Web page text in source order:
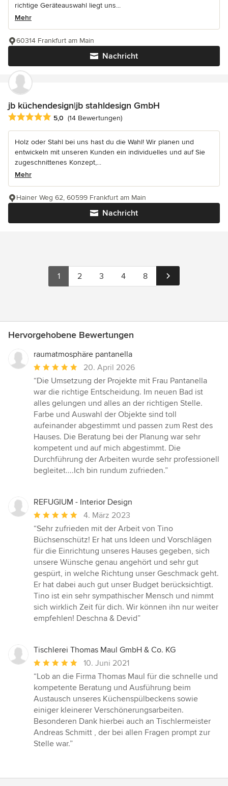
richtige Geräteauswahl liegt uns...
Mehr
Nachricht
60314 Frankfurt am Main
jb küchendesign|jb stahldesign GmbH
Durchschnittliche Bewertung: 5 von 5 Sternen
5,0 (14 Bewertungen)
Holz oder Stahl bei uns hast du die Wahl! Wir planen und
entwickeln mit unseren Kunden ein individuelles und auf Sie
zugeschnittenes Konzept,...
Mehr
Nachricht
Hainer Weg 62, 60599 Frankfurt am Main
1 2 3 4 8
Hervorgehobene Bewertungen
raumatmosphäre pantanella
Durchschnittliche
Bewertung:
5
von
5
Sternen
20. April 2026
“Die Umsetzung der Projekte mit Frau Pantanella
war die richtige Entscheidung. Im neuen Bad ist
alles gelungen und alles an der richtigen Stelle.
Farbe und Auswahl der Objekte sind toll
aufeinander abgestimmt und passen zum Rest des
Hauses. Die Beratung bei der Planung war sehr
kompetent und auf mich abgestimmt. Die
Durchführung der Arbeiten wurde sehr professionell
begleitet....Ich bin rundum zufrieden.”
REFUGIUM - Interior Design
Durchschnittliche
Bewertung:
5
von
5
Sternen
4. März 2023
“Sehr zufrieden mit der Arbeit von Tino
Büchsenschütz! Er hat uns Ideen und Vorschlägen
für die Einrichtung unseres Hauses gegeben, sich
unsere Wünsche genau angehört und sehr gut
gespürt, in welche Richtung unser Geschmack geht.
Er hat dabei auch gut unser Budget berücksichtigt.
Tino ist ein sehr sympathischer Mensch und nimmt
sich wirklich Zeit für dich. Wir können ihn nur weiter
empfehlen! Deschna & Devid”
Tischlerei Thomas Maul GmbH & Co. KG
Durchschnittliche
Bewertung:
5
von
5
Sternen
10. Juni 2021
“Lob an die Firma Thomas Maul für die schnelle und
kompetente Beratung und Ausführung beim
Austausch unseres Küchenspülbeckens sowie
einiger kleinerer Verschönerungsarbeiten.
Besonderen Dank hierbei auch an Tischlermeister
Andreas Schmitt , der bei allen Fragen prompt zur
Stelle war.”